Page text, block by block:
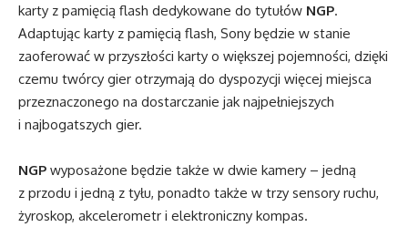
karty z pamięcią flash dedykowane do tytułów NGP.
Adaptując karty z pamięcią flash, Sony będzie w stanie
zaoferować w przyszłości karty o większej pojemności, dzięki
czemu twórcy gier otrzymają do dyspozycji więcej miejsca
przeznaczonego na dostarczanie jak najpełniejszych
i najbogatszych gier.
NGP wyposażone będzie także w dwie kamery – jedną
z przodu i jedną z tyłu, ponadto także w trzy sensory ruchu,
żyroskop, akcelerometr i elektroniczny kompas.